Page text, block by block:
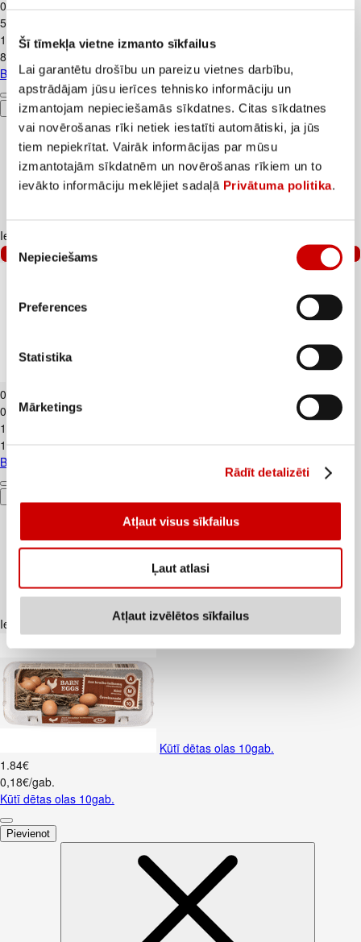
Šī tīmekļa vietne izmanto sīkfailus
Lai garantētu drošību un pareizu vietnes darbību,
apstrādājam jūsu ierīces tehnisko informāciju un
izmantojam nepieciešamās sīkdatnes. Citas sīkdatnes
vai novērošanas rīki netiek iestatīti automātiski, ja jūs
tiem nepiekrītat. Vairāk informācijas par mūsu
izmantotajām sīkdatnēm un novērošanas rīkiem un to
ievākto informāciju meklējiet sadaļā Privātuma politika.
Piekrišanas
izvēle
Nepieciešams
Preferences
Statistika
Mārketings
Rādīt detalizēti
Atļaut visus sīkfailus
Ļaut atlasi
Atļaut izvēlētos sīkfailus
0
5,5€/kg
1
59€
8,83€/kg
Biezpiens 9% VALMIERA 180g
Pievienot
Iesakām ar
–25%
0
0,89€/kg
1
1,19€/kg
Banāni CAVENDISH kg
Iesakām ar
Kūtī dētas olas 10gab.
1 .84€
0,18€/gab.
Kūtī dētas olas 10gab.
Pievienot